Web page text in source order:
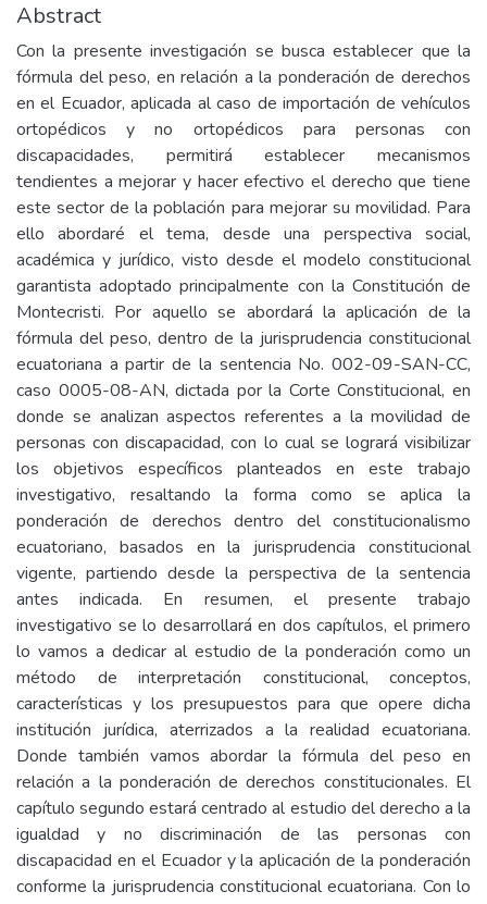
Abstract
Con la presente investigación se busca establecer que la
fórmula del peso, en relación a la ponderación de derechos
en el Ecuador, aplicada al caso de importación de vehículos
ortopédicos y no ortopédicos para personas con
discapacidades, permitirá establecer mecanismos
tendientes a mejorar y hacer efectivo el derecho que tiene
este sector de la población para mejorar su movilidad. Para
ello abordaré el tema, desde una perspectiva social,
académica y jurídico, visto desde el modelo constitucional
garantista adoptado principalmente con la Constitución de
Montecristi. Por aquello se abordará la aplicación de la
fórmula del peso, dentro de la jurisprudencia constitucional
ecuatoriana a partir de la sentencia No. 002-09-SAN-CC,
caso 0005-08-AN, dictada por la Corte Constitucional, en
donde se analizan aspectos referentes a la movilidad de
personas con discapacidad, con lo cual se logrará visibilizar
los objetivos específicos planteados en este trabajo
investigativo, resaltando la forma como se aplica la
ponderación de derechos dentro del constitucionalismo
ecuatoriano, basados en la jurisprudencia constitucional
vigente, partiendo desde la perspectiva de la sentencia
antes indicada. En resumen, el presente trabajo
investigativo se lo desarrollará en dos capítulos, el primero
lo vamos a dedicar al estudio de la ponderación como un
método de interpretación constitucional, conceptos,
características y los presupuestos para que opere dicha
institución jurídica, aterrizados a la realidad ecuatoriana.
Donde también vamos abordar la fórmula del peso en
relación a la ponderación de derechos constitucionales. El
capítulo segundo estará centrado al estudio del derecho a la
igualdad y no discriminación de las personas con
discapacidad en el Ecuador y la aplicación de la ponderación
conforme la jurisprudencia constitucional ecuatoriana. Con lo